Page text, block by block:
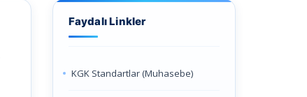
Faydalı Linkler
KGK Standartlar (Muhasebe)